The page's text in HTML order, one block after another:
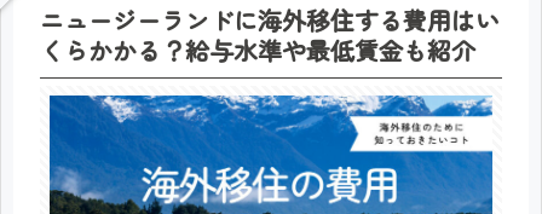
ニュージーランドに海外移住する費用はい
くらかかる？給与水準や最低賃金も紹介